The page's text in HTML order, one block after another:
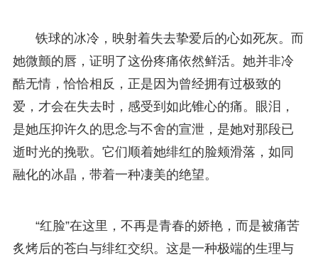
铁球的冰冷，映射着失去挚爱后的心如死灰。而
她微颤的唇，证明了这份疼痛依然鲜活。她并非冷
酷无情，恰恰相反，正是因为曾经拥有过极致的
爱，才会在失去时，感受到如此锥心的痛。眼泪，
是她压抑许久的思念与不舍的宣泄，是她对那段已
逝时光的挽歌。它们顺着她绯红的脸颊滑落，如同
融化的冰晶，带着一种凄美的绝望。
“红脸”在这里，不再是青春的娇艳，而是被痛苦
炙烤后的苍白与绯红交织。这是一种极端的生理与